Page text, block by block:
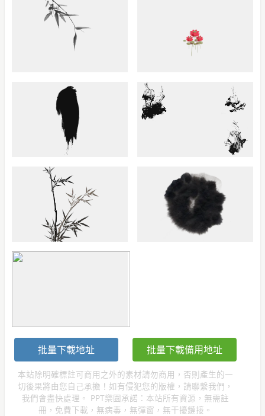
批量下載地址 批量下載備用地址
本站除明確標註可商用之外的素材請勿商用，否則產生的一
切後果將由您自己承擔！如有侵犯您的版權，請聯繫我們，
我們會盡快處理。 PPT樂園承諾：本站所有資源，無需註
冊，免費下載，無病毒，無彈窗，無干擾鏈接。